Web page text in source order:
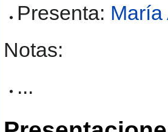
Presenta: María
Notas:
...